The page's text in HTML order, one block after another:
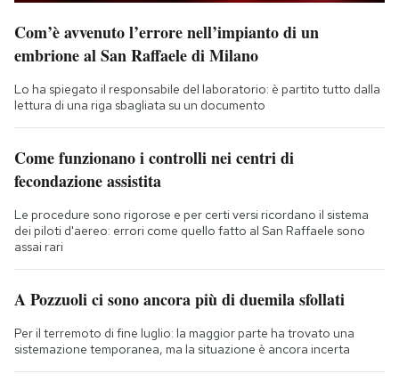
Com’è avvenuto l’errore nell’impianto di un
embrione al San Raffaele di Milano
Lo ha spiegato il responsabile del laboratorio: è partito tutto dalla
lettura di una riga sbagliata su un documento
Come funzionano i controlli nei centri di
fecondazione assistita
Le procedure sono rigorose e per certi versi ricordano il sistema
dei piloti d'aereo: errori come quello fatto al San Raffaele sono
assai rari
A Pozzuoli ci sono ancora più di duemila sfollati
Per il terremoto di fine luglio: la maggior parte ha trovato una
sistemazione temporanea, ma la situazione è ancora incerta